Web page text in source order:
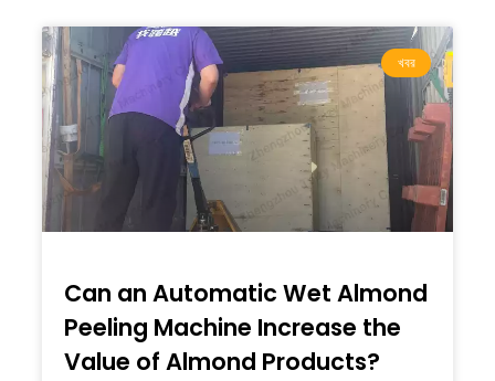
খবর
Can an Automatic Wet Almond
Peeling Machine Increase the
Value of Almond Products?